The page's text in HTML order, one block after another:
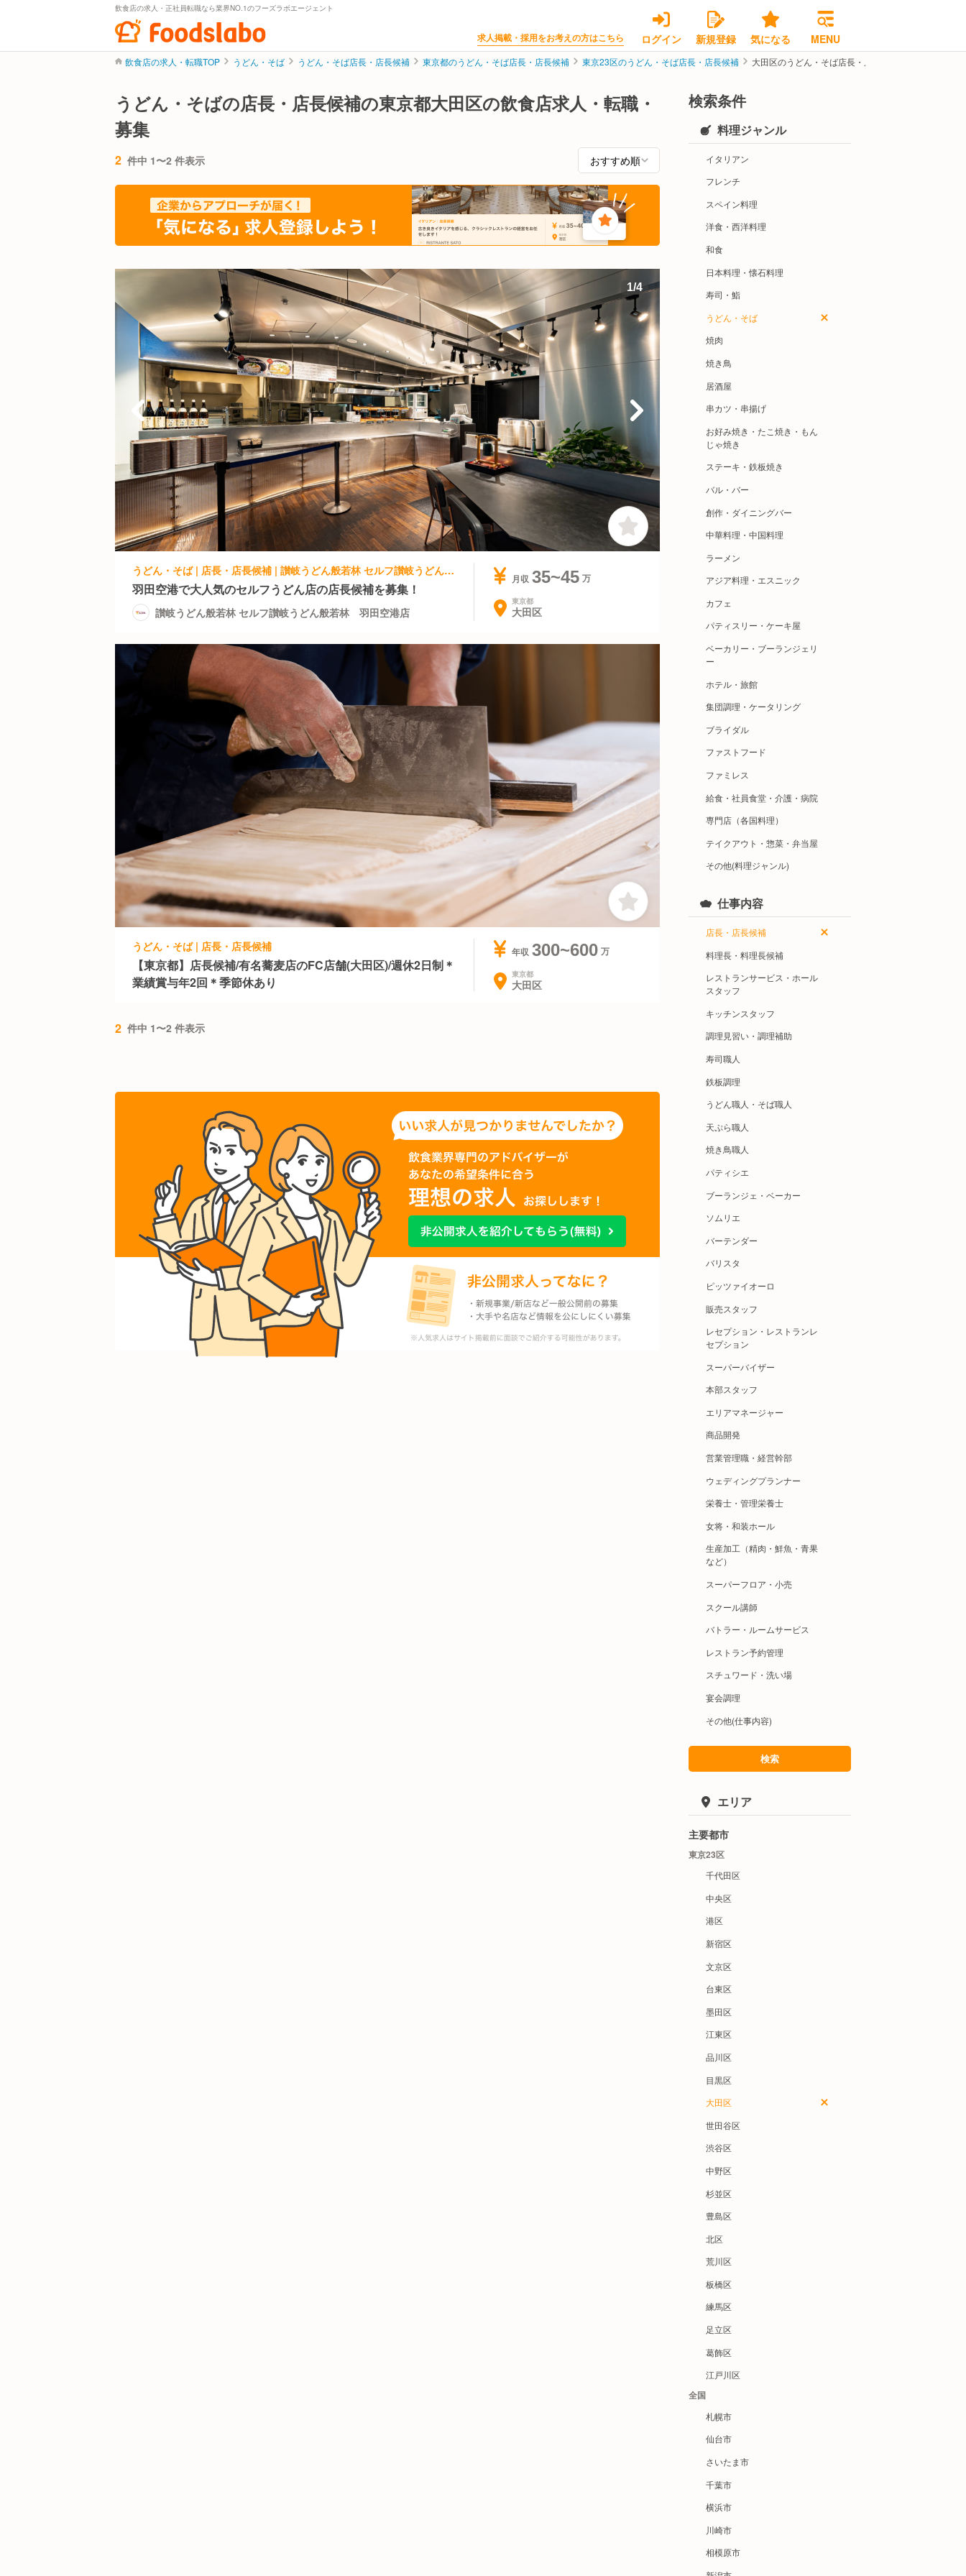
飲食店の求人・正社員転職なら業界NO.1のフーズラボエージェント
求人掲載・採用をお考えの方はこちら ログイン 新規登録 気になる MENU
飲食店の求人・転職TOP うどん・そば うどん・そば店長・店長候補 東京都のうどん・そば店長・店長候補 東京23区のうどん・そば店長・店長候補 大田区のうどん・そば店長・店長候補の求人・転職情
うどん・そばの店長・店長候補の東京都大田区の飲食店求人・転職・
募集
2 件中 1〜2 件表示
1/4
うどん・そば | 店長・店長候補 | 讃岐うどん般若林 セルフ讃岐うどん般若林 羽田空港店
羽田空港で大人気のセルフうどん店の店長候補を募集！
讃岐うどん般若林 セルフ讃岐うどん般若林 羽田空港店
月収 35~45
東京都
大田区
うどん・そば | 店長・店長候補
【東京都】店長候補/有名蕎麦店のFC店舗(大田区)/週休2日制＊
業績賞与年2回＊季節休あり
年収 300~600
東京都
大田区
2 件中 1〜2 件表示
検索条件
料理ジャンル
イタリアン
フレンチ
スペイン料理
洋食・西洋料理
和食
日本料理・懐石料理
寿司・鮨
うどん・そば
焼肉
焼き鳥
居酒屋
串カツ・串揚げ
お好み焼き・たこ焼き・もん
じゃ焼き
ステーキ・鉄板焼き
バル・バー
創作・ダイニングバー
中華料理・中国料理
ラーメン
アジア料理・エスニック
カフェ
パティスリー・ケーキ屋
ベーカリー・ブーランジェリ
ー
ホテル・旅館
集団調理・ケータリング
ブライダル
ファストフード
ファミレス
給食・社員食堂・介護・病院
専門店（各国料理）
テイクアウト・惣菜・弁当屋
その他(料理ジャンル)
仕事内容
店長・店長候補
料理長・料理長候補
レストランサービス・ホール
スタッフ
キッチンスタッフ
調理見習い・調理補助
寿司職人
鉄板調理
うどん職人・そば職人
天ぷら職人
焼き鳥職人
パティシエ
ブーランジェ・ベーカー
ソムリエ
バーテンダー
バリスタ
ピッツァイオーロ
販売スタッフ
レセプション・レストランレ
セプション
スーパーバイザー
本部スタッフ
エリアマネージャー
商品開発
営業管理職・経営幹部
ウェディングプランナー
栄養士・管理栄養士
女将・和装ホール
生産加工（精肉・鮮魚・青果
など）
スーパーフロア・小売
スクール講師
バトラー・ルームサービス
レストラン予約管理
スチュワード・洗い場
宴会調理
その他(仕事内容)
検索
エリア
主要都市
東京23区
千代田区
中央区
港区
新宿区
文京区
台東区
墨田区
江東区
品川区
目黒区
大田区
世田谷区
渋谷区
中野区
杉並区
豊島区
北区
荒川区
板橋区
練馬区
足立区
葛飾区
江戸川区
全国
札幌市
仙台市
さいたま市
千葉市
横浜市
川崎市
相模原市